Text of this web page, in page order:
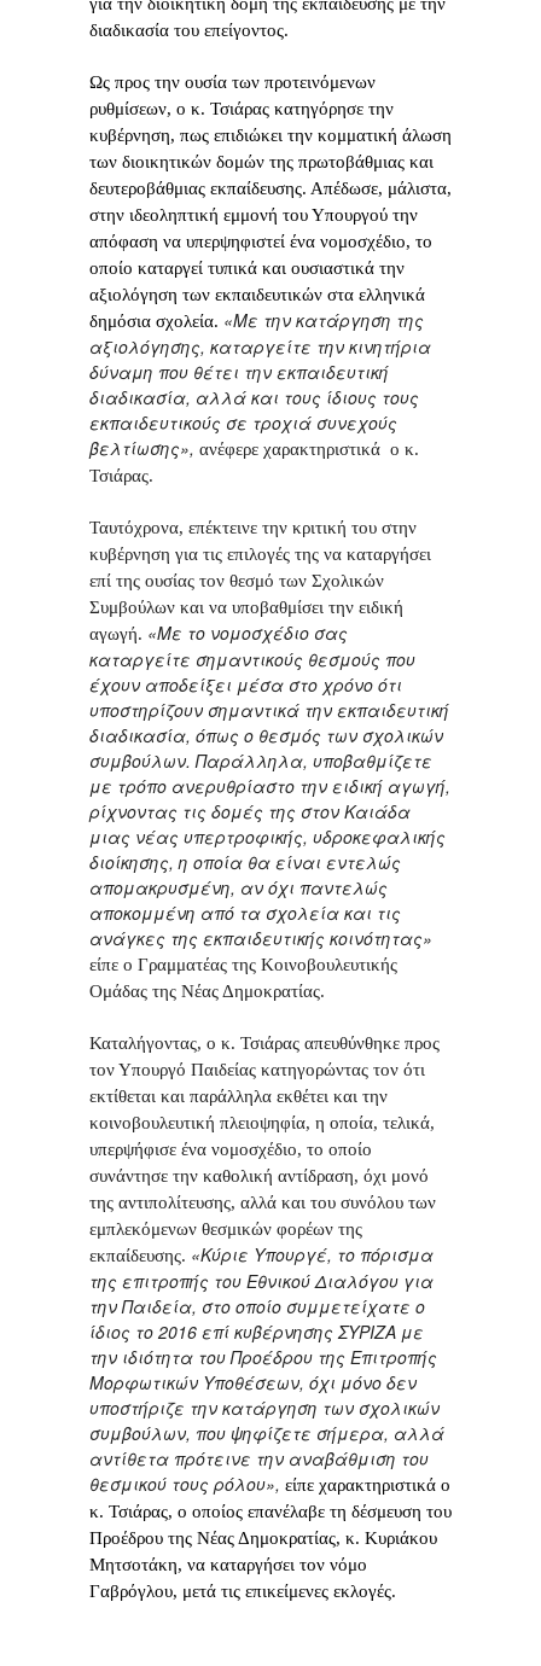
διαδικασία του επείγοντος.
Ως προς την ουσία των προτεινόμενων
ρυθμίσεων, ο κ. Τσιάρας κατηγόρησε την
κυβέρνηση, πως επιδιώκει την κομματική άλωση
των διοικητικών δομών της πρωτοβάθμιας και
δευτεροβάθμιας εκπαίδευσης. Απέδωσε, μάλιστα,
στην ιδεοληπτική εμμονή του Υπουργού την
απόφαση να υπερψηφιστεί ένα νομοσχέδιο, το
οποίο καταργεί τυπικά και ουσιαστικά την
αξιολόγηση των εκπαιδευτικών στα ελληνικά
δημόσια σχολεία. «Με την κατάργηση της
αξιολόγησης, καταργείτε την κινητήρια
δύναμη που θέτει την εκπαιδευτική
διαδικασία, αλλά και τους ίδιους τους
εκπαιδευτικούς σε τροχιά συνεχούς
βελτίωσης», ανέφερε χαρακτηριστικά ο κ.
Τσιάρας.
Ταυτόχρονα, επέκτεινε την κριτική του στην
κυβέρνηση για τις επιλογές της να καταργήσει
επί της ουσίας τον θεσμό των Σχολικών
Συμβούλων και να υποβαθμίσει την ειδική
αγωγή. «Με το νομοσχέδιο σας
καταργείτε σημαντικούς θεσμούς που
έχουν αποδείξει μέσα στο χρόνο ότι
υποστηρίζουν σημαντικά την εκπαιδευτική
διαδικασία, όπως ο θεσμός των σχολικών
συμβούλων. Παράλληλα, υποβαθμίζετε
με τρόπο ανερυθρίαστο την ειδική αγωγή,
ρίχνοντας τις δομές της στον Καιάδα
μιας νέας υπερτροφικής, υδροκεφαλικής
διοίκησης, η οποία θα είναι εντελώς
απομακρυσμένη, αν όχι παντελώς
αποκομμένη από τα σχολεία και τις
ανάγκες της εκπαιδευτικής κοινότητας»
είπε ο Γραμματέας της Κοινοβουλευτικής
Ομάδας της Νέας Δημοκρατίας.
Καταλήγοντας, ο κ. Τσιάρας απευθύνθηκε προς
τον Υπουργό Παιδείας κατηγορώντας τον ότι
εκτίθεται και παράλληλα εκθέτει και την
κοινοβουλευτική πλειοψηφία, η οποία, τελικά,
υπερψήφισε ένα νομοσχέδιο, το οποίο
συνάντησε την καθολική αντίδραση, όχι μονό
της αντιπολίτευσης, αλλά και του συνόλου των
εμπλεκόμενων θεσμικών φορέων της
εκπαίδευσης. «Κύριε Υπουργέ, το πόρισμα
της επιτροπής του Εθνικού Διαλόγου για
την Παιδεία, στο οποίο συμμετείχατε ο
ίδιος το 2016 επί κυβέρνησης ΣΥΡΙΖΑ με
την ιδιότητα του Προέδρου της Επιτροπής
Μορφωτικών Υποθέσεων, όχι μόνο δεν
υποστήριζε την κατάργηση των σχολικών
συμβούλων, που ψηφίζετε σήμερα, αλλά
αντίθετα πρότεινε την αναβάθμιση του
θεσμικού τους ρόλου», είπε χαρακτηριστικά ο
κ. Τσιάρας, ο οποίος επανέλαβε τη δέσμευση του
Προέδρου της Νέας Δημοκρατίας, κ. Κυριάκου
Μητσοτάκη, να καταργήσει τον νόμο
Γαβρόγλου, μετά τις επικείμενες εκλογές.